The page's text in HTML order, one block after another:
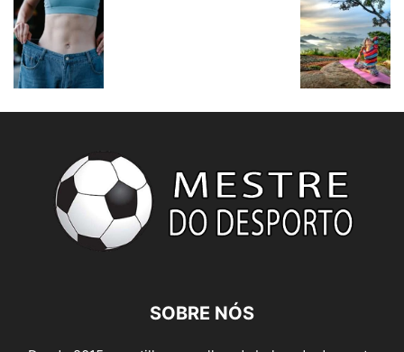
SOBRE NÓS